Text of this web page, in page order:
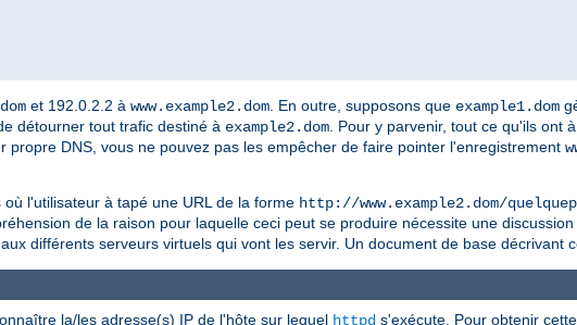
et 192.0.2.2 à www.example2.dom . En outre, supposons que example1.dom
détourner tout trafic destiné à example2.dom . Pour y parvenir, tout ce qu'ils ont
propre DNS, vous ne pouvez pas les empêcher de faire pointer l'enregistrement
l'utilisateur à tapé une URL de la forme http://www.example2.dom/
de la raison pour laquelle ceci peut se produire nécessite une
différents serveurs virtuels qui vont les servir. Un document de base décrivant
la/les adresse(s) IP de l'hôte sur lequel httpd s'exécute. Pour obtenir